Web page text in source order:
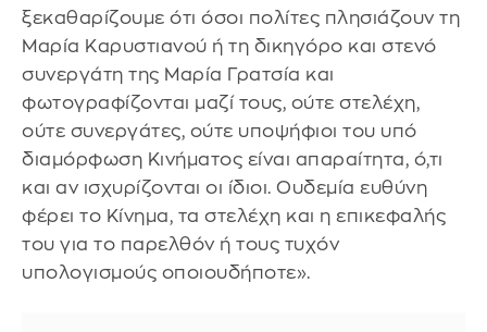
ξεκαθαρίζουμε ότι όσοι πολίτες πλησιάζουν τη
Μαρία Καρυστιανού ή τη δικηγόρο και στενό
συνεργάτη της Μαρία Γρατσία και
φωτογραφίζονται μαζί τους, ούτε στελέχη,
ούτε συνεργάτες, ούτε υποψήφιοι του υπό
διαμόρφωση Κινήματος είναι απαραίτητα, ό,τι
και αν ισχυρίζονται οι ίδιοι. Ουδεμία ευθύνη
φέρει το Κίνημα, τα στελέχη και η επικεφαλής
του για το παρελθόν ή τους τυχόν
υπολογισμούς οποιουδήποτε».